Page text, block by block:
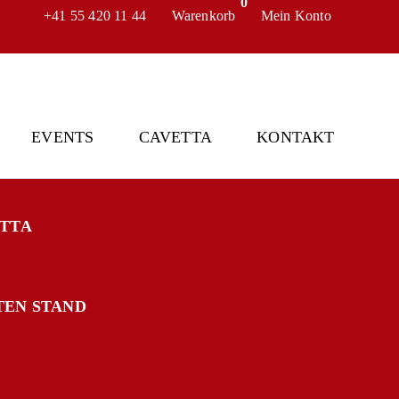
+41 55 420 11 44 Warenkorb
Mein Konto
EVENTS CAVETTA KONTAKT
STAND